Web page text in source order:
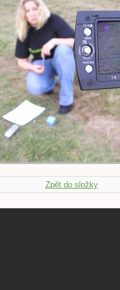
Zpět do složky